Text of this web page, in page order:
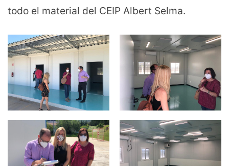
todo el material del CEIP Albert Selma.